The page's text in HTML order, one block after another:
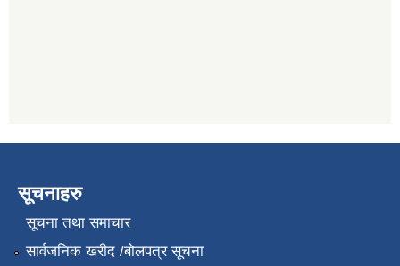
सूचनाहरु
सूचना तथा समाचार
सार्वजनिक खरीद /बोलपत्र सूचना